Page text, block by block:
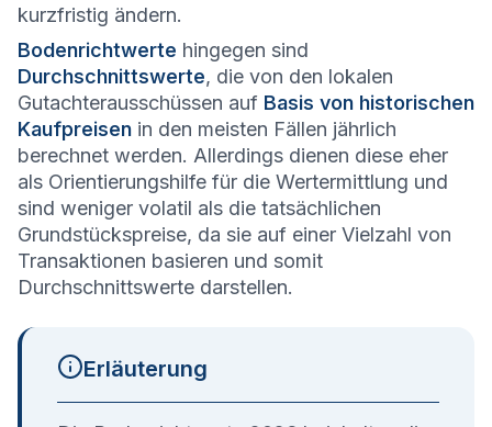
kurzfristig ändern.
Bodenrichtwerte hingegen sind
Durchschnittswerte, die von den lokalen
Gutachterausschüssen auf Basis von historischen
Kaufpreisen in den meisten Fällen jährlich
berechnet werden. Allerdings dienen diese eher
als Orientierungshilfe für die Wertermittlung und
sind weniger volatil als die tatsächlichen
Grundstückspreise, da sie auf einer Vielzahl von
Transaktionen basieren und somit
Durchschnittswerte darstellen.
Erläuterung